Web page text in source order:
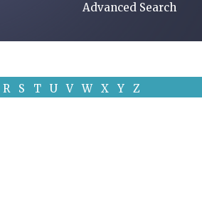
Advanced Search
R S T U V W X Y Z